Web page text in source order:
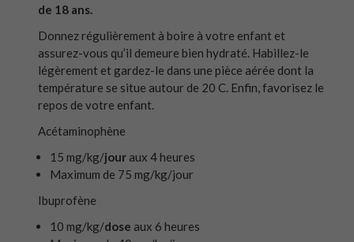
de 18 ans.
Donnez régulièrement à boire à votre enfant et
assurez-vous qu’il demeure bien hydraté. Habillez-le
légèrement et gardez-le dans une pièce aérée dont la
température se situe autour de 20 C. Enfin, favorisez le
repos de votre enfant.
Acétaminophène
15 mg/kg/jour aux 4 heures
Maximum de 75 mg/kg/jour
Ibuprofène
10 mg/kg/dose aux 6 heures